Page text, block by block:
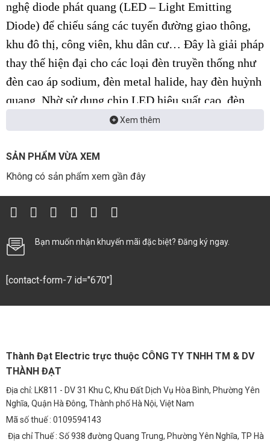
nghệ diode phát quang (LED – Light Emitting
Diode) để chiếu sáng các tuyến đường giao thông,
khu đô thị, công viên, khu dân cư… Đây là giải pháp
thay thế hiện đại cho các loại đèn truyền thống như
đèn cao áp sodium, đèn metal halide, hay đèn huỳnh
quang. Nhờ sử dụng chip LED hiệu suất cao, đèn
mang lại ánh sáng mạnh mẽ, tiết kiệm điện và tuổi
1. Đèn Đường Module
hiện đại với thiết kế dạng module rời, dễ dàng bảo
dự án chiếu sáng đô thị, khu công nghiệp nhờ hiệu
trội.
chiếu sáng độc lập.
Dễ dàng thay thế, bảo trì từng phần khi có sự cố.
Công suất đa dạng: từ 50W đến 300W.
Xem thêm
SẢN PHẨM VỪA XEM
Không có sản phẩm xem gần đây
Bạn muốn nhận khuyến mãi đặc biệt? Đăng ký ngay.
[contact-form-7 id="670"]
Thành Đạt Electric trực thuộc CÔNG TY TNHH TM & DV
THÀNH ĐẠT
Địa chỉ: LK811 - DV 31 Khu C, Khu Đất Dịch Vụ Hòa Bình, Phường Yên
Nghĩa, Quận Hà Đông, Thành phố Hà Nội, Việt Nam
Mã số thuế : 0109594143
Địa chỉ Thuế : Số 938 đường Quang Trung, Phường Yên Nghĩa, TP Hà